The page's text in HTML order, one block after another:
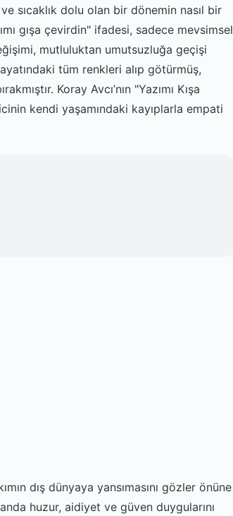
sıcaklık dolu olan bir dönemin nasıl bir
gışa çevirdin" ifadesi, sadece mevsimsel
mutluluktan umutsuzluğa geçişi
tüm renkleri alıp götürmüş,
Koray Avcı’nın "Yazımı Kışa
kendi yaşamındaki kayıplarla empati
dış dünyaya yansımasını gözler önüne
huzur, aidiyet ve güven duygularını